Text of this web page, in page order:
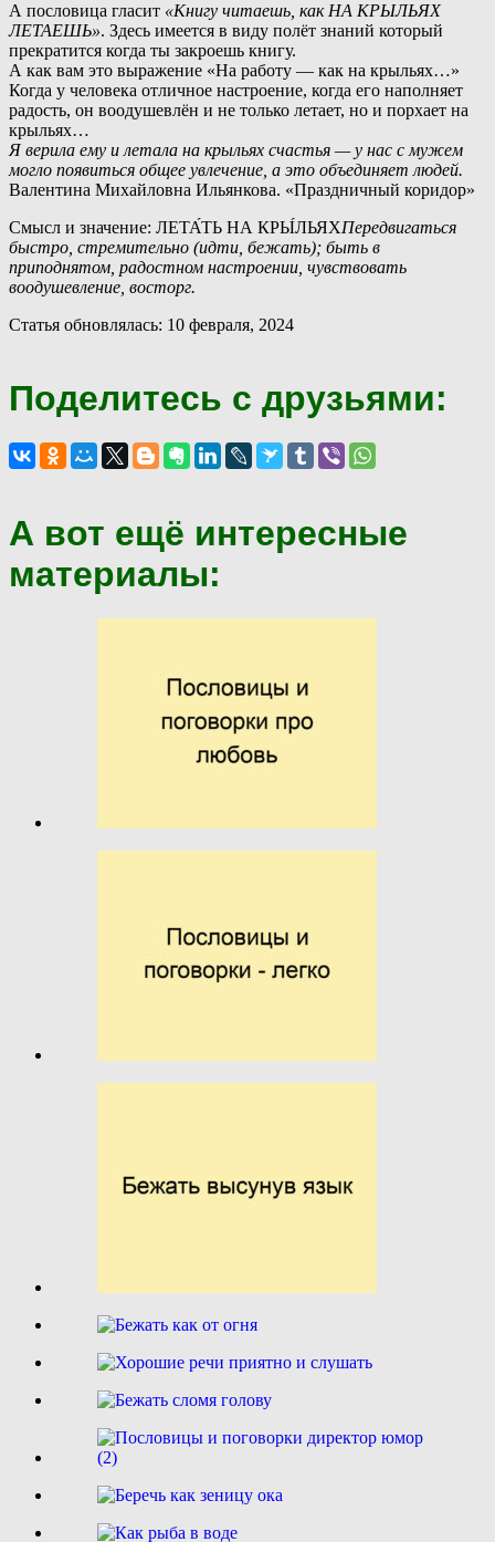
А пословица гласит «Книгу читаешь, как НА КРЫЛЬЯХ
ЛЕТАЕШЬ». Здесь имеется в виду полёт знаний который
прекратится когда ты закроешь книгу.
А как вам это выражение «На работу — как на крыльях…»
Когда у человека отличное настроение, когда его наполняет
радость, он воодушевлён и не только летает, но и порхает на
крыльях…
Я верила ему и летала на крыльях счастья — у нас с мужем
могло появиться общее увлечение, а это объединяет людей.
Валентина Михайловна Ильянкова. «Праздничный коридор»
Смысл и значение: ЛЕТА́ТЬ НА КРЫ́ЛЬЯХПередвигаться
быстро, стремительно (идти, бежать); быть в
приподнятом, радостном настроении, чувствовать
воодушевление, восторг.
Статья обновлялась: 10 февраля, 2024
Поделитесь с друзьями:
А вот ещё интересные
материалы: